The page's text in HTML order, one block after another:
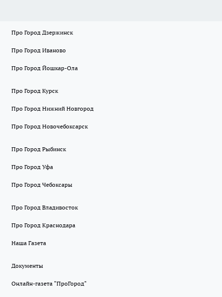
Про Город Дзержинск
Про Город Иваново
Про Город Йошкар-Ола
Про Город Курск
Про Город Нижний Новгород
Про Город Новочебоксарск
Про Город Рыбинск
Про Город Уфа
Про Город Чебоксары
Про Город Владивосток
Про Город Краснодара
Наша Газета
Документы
Онлайн-газета "ПроГород"